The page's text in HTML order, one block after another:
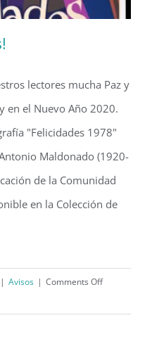
lectores mucha Paz y
en el Nuevo Año 2020.
"Felicidades 1978"
Maldonado (1920-
de la Comunidad
en la Colección de
| Avisos | Comments Offon